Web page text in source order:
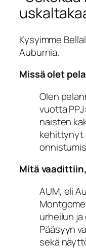
Kysyimme
Auburnia.
Missä olet
Olen
vuotta
naisten
kehittynyt
Mitä
AUM, eli
urheilun ja
Pääsyyn
sekä